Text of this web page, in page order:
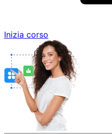
Inizia corso